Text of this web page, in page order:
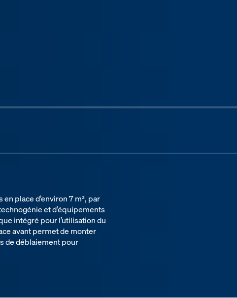
place d’environ 7 m³, par
et d’équipements
intégré pour l’utilisation du
avant permet de monter
de déblaiement pour